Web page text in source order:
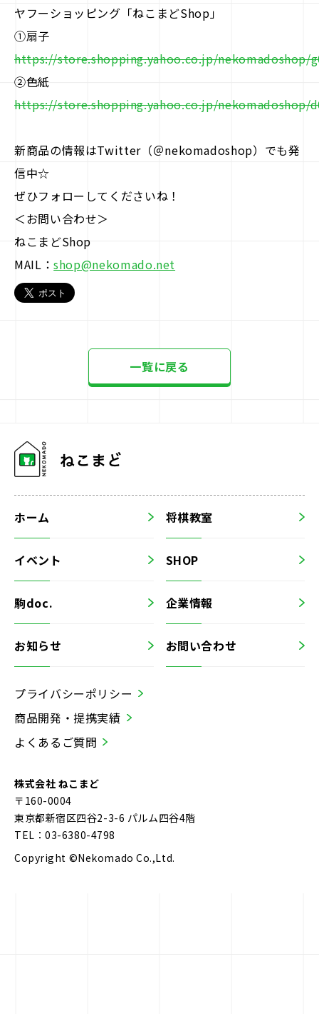
ヤフーショッピング「ねこまどShop」
①扇子
https://store.shopping.yahoo.co.jp/nekomadoshop/
②色紙
https://store.shopping.yahoo.co.jp/nekomadoshop/
新商品の情報はTwitter（＠nekomadoshop）でも発
信中☆
ぜひフォローしてくださいね！
＜お問い合わせ＞
ねこまどShop
MAIL：shop@nekomado.net
一覧に戻る
ホーム 将棋教室
イベント SHOP
駒doc. 企業情報
お知らせ お問い合わせ
プライバシーポリシー
商品開発・提携実績
よくあるご質問
株式会社 ねこまど
〒160-0004
東京都新宿区四谷2-3-6 パルム四谷4階
TEL：03-6380-4798
Copyright ©Nekomado Co.,Ltd.